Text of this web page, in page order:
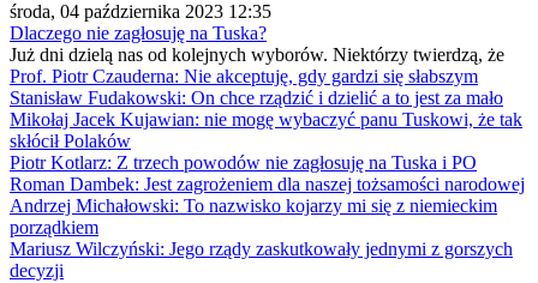
środa, 04 października 2023 12:35
Dlaczego nie zagłosuję na Tuska?
Już dni dzielą nas od kolejnych wyborów. Niektórzy twierdzą, że
Prof. Piotr Czauderna: Nie akceptuję, gdy gardzi się słabszym
Stanisław Fudakowski: On chce rządzić i dzielić a to jest za mało
Mikołaj Jacek Kujawian: nie mogę wybaczyć panu Tuskowi, że tak
skłócił Polaków
Piotr Kotlarz: Z trzech powodów nie zagłosuję na Tuska i PO
Roman Dambek: Jest zagrożeniem dla naszej tożsamości narodowej
Andrzej Michałowski: To nazwisko kojarzy mi się z niemieckim
porządkiem
Mariusz Wilczyński: Jego rządy zaskutkowały jednymi z gorszych
decyzji